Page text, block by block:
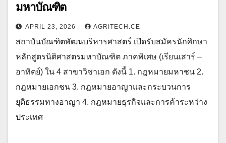
มหาบัณฑิต
APRIL 23, 2026 AGRITECH.CE
สถาบันบัณฑิตพัฒนบริหารศาสตร์ เปิดรับสมัครนักศึกษา
หลักสูตรนิติศาสตรมหาบัณฑิต ภาคพิเศษ (เรียนเสาร์ –
อาทิตย์) ใน 4 สาขาวิชาเอก ดังนี้ 1. กฎหมายมหาชน 2.
กฎหมายเอกชน 3. กฎหมายอาญาและกระบวนการ
ยุติธรรมทางอาญา 4. กฎหมายธุรกิจและการค้าระหว่าง
ประเทศ